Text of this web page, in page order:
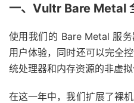
一、Vultr Bare Metal
使用我们的 Bare Metal 服
用户体验，同时还可以完全
统处理器和内存资源的非虚拟
在这一年中，我们扩展了裸